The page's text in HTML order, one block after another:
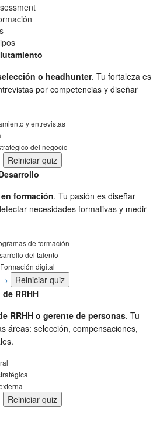
o headhunter. Tu fortaleza es
por competencias y diseñar
y entrevistas
del negocio
Reiniciar quiz
formación. Tu pasión es diseñar
necesidades formativas y medir
de formación
del talento
Formación digital
→
Reiniciar quiz
RRHH
RRHH o gerente de personas. Tu
áreas: selección, compensaciones,
Reiniciar quiz